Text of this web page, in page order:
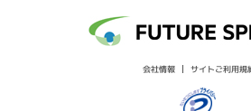
会社情報 サイトご利用規